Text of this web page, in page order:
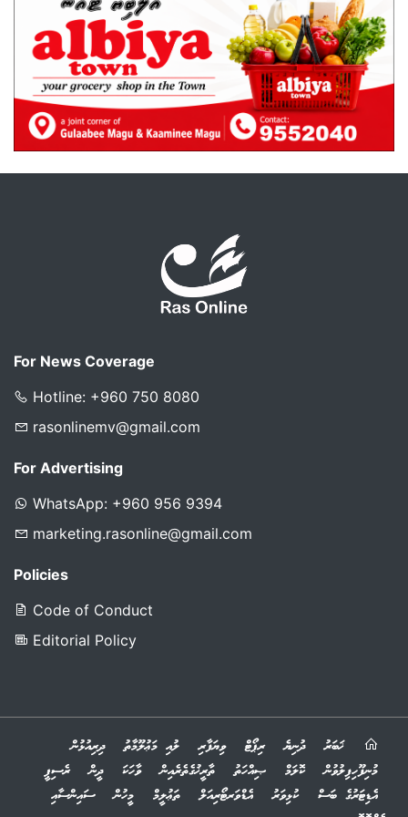
For News Coverage
Hotline: +960 750 8080
rasonlinemv@gmail.com
For Advertising
WhatsApp: +960 956 9394
marketing.rasonline@gmail.com
Policies
Code of Conduct
Editorial Policy
ޚަބަރު ދުނިޔެ ރިޕޯޓް ވިޔަފާރި ލުއި މަޢުލޫމާތު
ދިރިއުޅުން
މުނިފޫހިފިލުވުން
ކޮލަމް ޞިއްހަތު ތާރީޚުގެތެރެއިން ވާހަކަ ދީން
ރެސިޕީ
އެޑިޓަރުގެ ބަސް
ކުޅިވަރު އެޑްވަރޓޯރިއަލް ތަޢުލީމް މީހުން
ސައިންސާއި